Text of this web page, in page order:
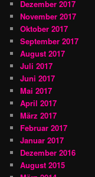
Dezember 2017
November 2017
Oktober 2017
September 2017
August 2017
Juli 2017
Juni 2017
Mai 2017
April 2017
März 2017
Februar 2017
Januar 2017
Dezember 2016
August 2015